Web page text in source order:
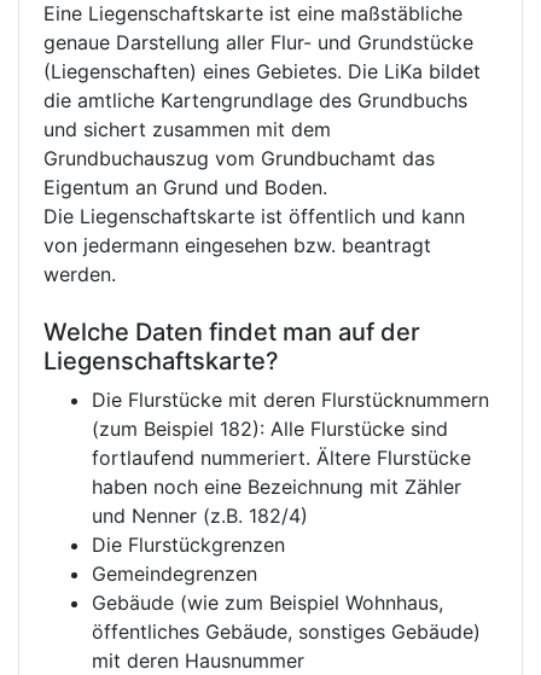
Eine Liegenschaftskarte ist eine maßstäbliche
genaue Darstellung aller Flur- und Grundstücke
(Liegenschaften) eines Gebietes. Die LiKa bildet
die amtliche Kartengrundlage des Grundbuchs
und sichert zusammen mit dem
Grundbuchauszug vom Grundbuchamt das
Eigentum an Grund und Boden.
Die Liegenschaftskarte ist öffentlich und kann
von jedermann eingesehen bzw. beantragt
werden.
Welche Daten findet man auf der
Liegenschaftskarte?
Die Flurstücke mit deren Flurstücknummern
(zum Beispiel 182): Alle Flurstücke sind
fortlaufend nummeriert. Ältere Flurstücke
haben noch eine Bezeichnung mit Zähler
und Nenner (z.B. 182/4)
Die Flurstückgrenzen
Gemeindegrenzen
Gebäude (wie zum Beispiel Wohnhaus,
öffentliches Gebäude, sonstiges Gebäude)
mit deren Hausnummer